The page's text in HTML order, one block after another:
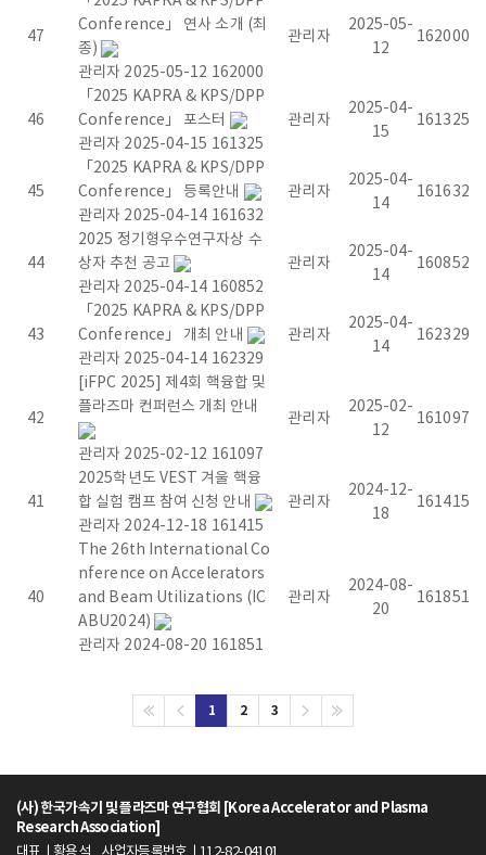
r
a
n
d
P
a
s
m
a
R
e
s
e
a
r
c
h
47
Conference」 연사 소개 (최
종)
관리자 2025-05-12 162000
관리자
2025-05-
12
162000
46
「2025 KAPRA & KPS/DPP
Conference」 포스터
관리자 2025-04-15 161325
관리자
2025-04-
15
161325
45
「2025 KAPRA & KPS/DPP
Conference」 등록안내
관리자 2025-04-14 161632
관리자
2025-04-
14
161632
44
2025 정기형우수연구자상 수
상자 추천 공고
관리자 2025-04-14 160852
관리자
2025-04-
14
160852
43
「2025 KAPRA & KPS/DPP
Conference」 개최 안내
관리자 2025-04-14 162329
관리자
2025-04-
14
162329
42
[iFPC 2025] 제4회 핵융합 및
플라즈마 컨퍼런스 개최 안내
관리자 2025-02-12 161097
관리자
2025-02-
12
161097
41
2025학년도 VEST 겨울 핵융
합 실험 캠프 참여 신청 안내
관리자 2024-12-18 161415
관리자
2024-12-
18
161415
40
The 26th International Co
nference on Accelerators
and Beam Utilizations (IC
ABU2024)
관리자 2024-08-20 161851
관리자
2024-08-
20
161851
1 2 3
(사) 한국가속기 및 플라즈마 연구협회 [Korea Accelerator and Plasma
Research Association]
대표ㅣ황용석
사업자등록번호ㅣ112-82-04101